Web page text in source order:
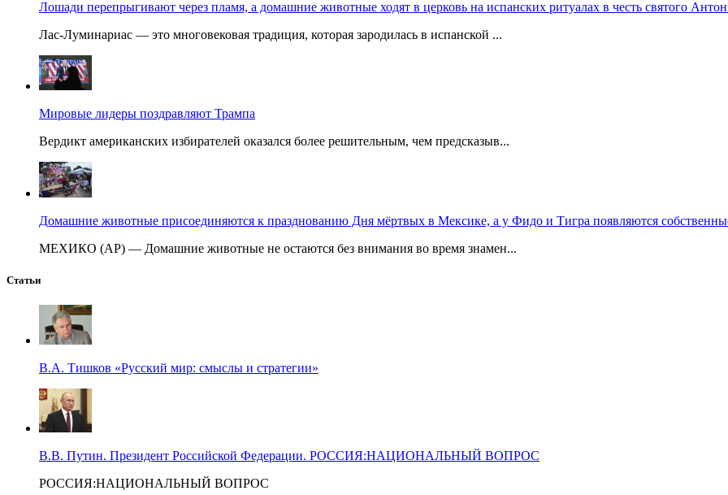
Лошади перепрыгивают через пламя, а домашние животные ходят в церковь на испанских ритуалах в честь святого
Лас-Луминариас — это многовековая традиция, которая зародилась в испанской ...
Мировые лидеры поздравляют Трампа
Вердикт американских избирателей оказался более решительным, чем предсказыв...
Домашние животные присоединяются к празднованию Дня мёртвых в Мексике, а у Фидо и Тигра появляются
МЕХИКО (AP) — Домашние животные не остаются без внимания во время знамен...
Статьи
В.А. Тишков «Русский мир: смыслы и стратегии»
В.В. Путин. Президент Российской Федерации. РОССИЯ:НАЦИОНАЛЬНЫЙ ВОПРОС
РОССИЯ:НАЦИОНАЛЬНЫЙ ВОПРОС